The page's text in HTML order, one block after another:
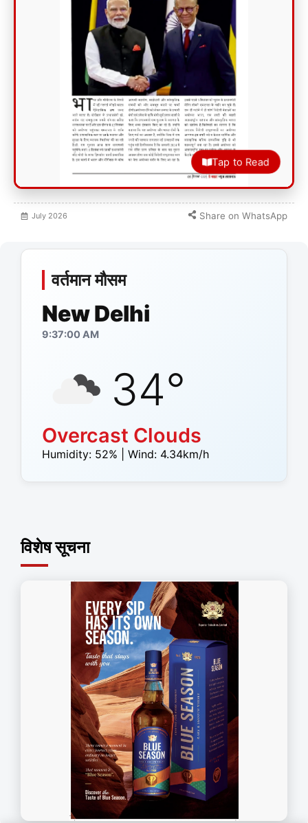
Tap to Read
July 2026 Share on WhatsApp
वर्तमान मौसम
New Delhi
9:37:01 AM
34°
Overcast Clouds
Humidity: 52% | Wind: 4.34km/h
विशेष सूचना